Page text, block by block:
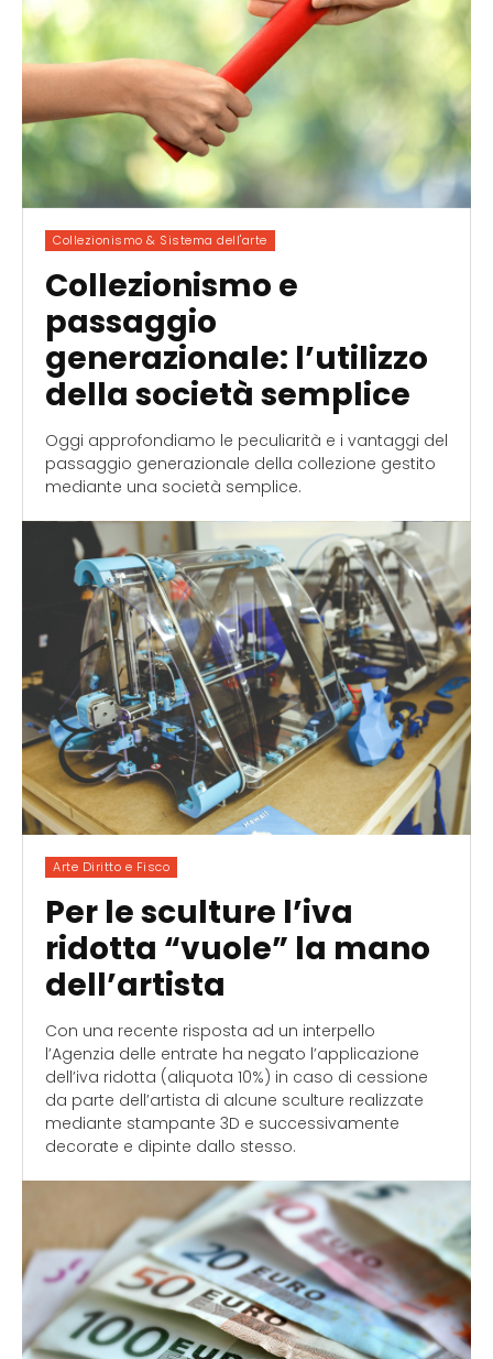
Collezionismo & Sistema dell'arte
Collezionismo e
passaggio
generazionale: l’utilizzo
della società semplice
Oggi approfondiamo le peculiarità e i vantaggi del
passaggio generazionale della collezione gestito
mediante una società semplice.
Arte Diritto e Fisco
Per le sculture l’iva
ridotta “vuole” la mano
dell’artista
Con una recente risposta ad un interpello
l’Agenzia delle entrate ha negato l’applicazione
dell’iva ridotta (aliquota 10%) in caso di cessione
da parte dell’artista di alcune sculture realizzate
mediante stampante 3D e successivamente
decorate e dipinte dallo stesso.